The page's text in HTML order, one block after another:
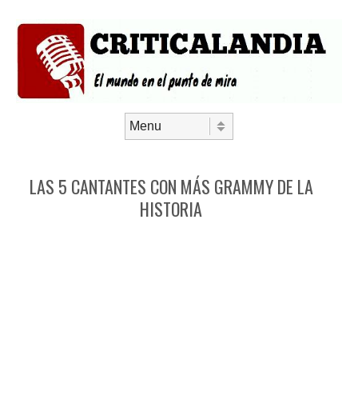
LAS 5 CANTANTES CON MÁS GRAMMY DE LA
HISTORIA